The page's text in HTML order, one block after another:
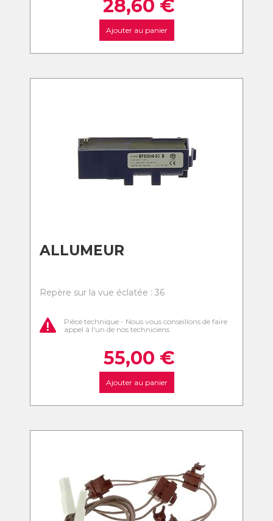
28,60 €
Ajouter au panier
ALLUMEUR
Repère sur la vue éclatée : 36
Pièce technique - Nous vous conseillons de faire
appel à l'un de nos techniciens
55,00 €
Ajouter au panier